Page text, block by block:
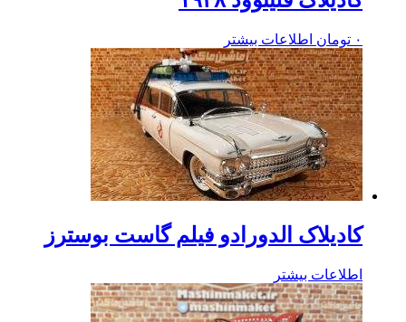
۰ تومان اطلاعات بیشتر
کادیلاک الدورادو فیلم گاست بوسترز
اطلاعات بیشتر